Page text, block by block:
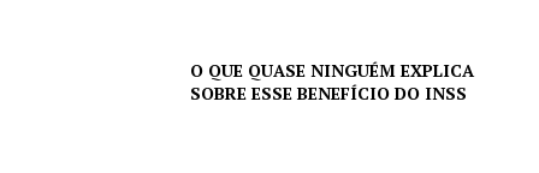
O QUE QUASE NINGUÉM EXPLICA
SOBRE ESSE BENEFÍCIO DO INSS